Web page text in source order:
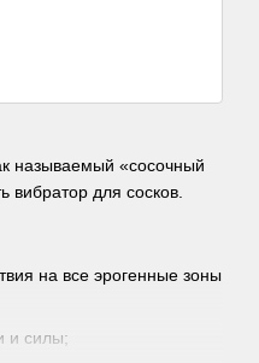
называемый «сосочный
вибратор для сосков.
на все эрогенные зоны
и силы;